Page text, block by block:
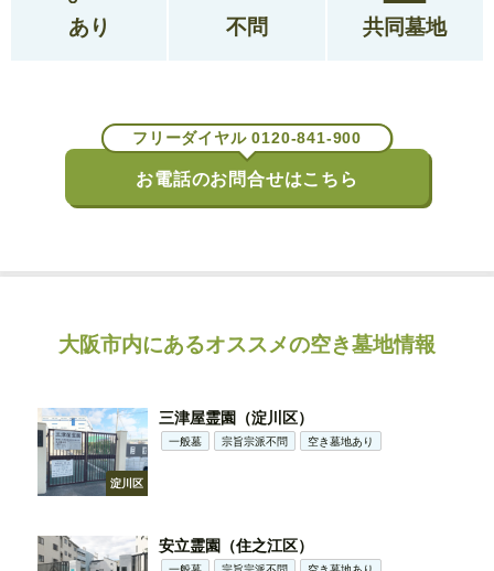
あり 不問 共同墓地
フリーダイヤル 0120-841-900
お電話のお問合せはこちら
大阪市内にあるオススメの空き墓地情報
淀川区
三津屋霊園（淀川区）
一般墓 宗旨宗派不問 空き墓地あり
安立霊園（住之江区）